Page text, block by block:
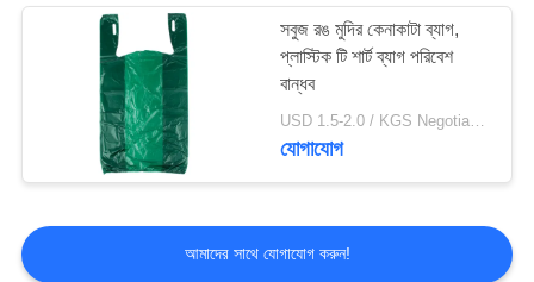
সবুজ রঙ মুদির কেনাকাটা ব্যাগ,
প্লাস্টিক টি শার্ট ব্যাগ পরিবেশ
বান্ধব
USD 1.5-2.0 / KGS Negotiable MOQ:1000KGS
যোগাযোগ
আমাদের সাথে যোগাযোগ করুন!